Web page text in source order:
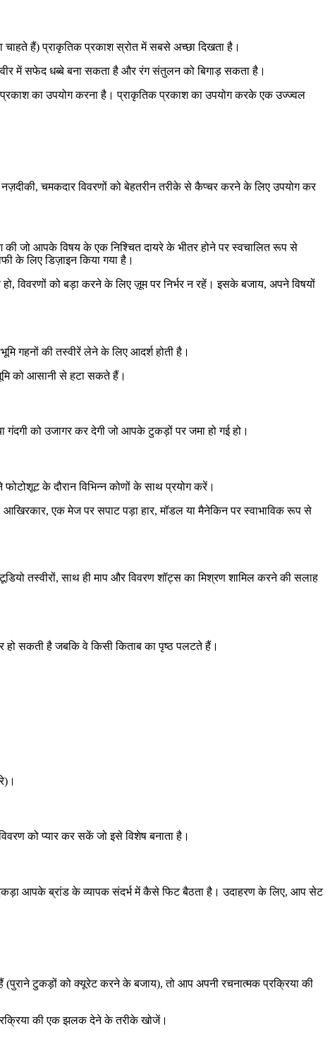
चाहते हैं) प्राकृतिक प्रकाश स्रोत में सबसे अच्छा दिखता है।
में सफेद धब्बे बना सकता है और रंग संतुलन को बिगाड़ सकता है।
का उपयोग करना है। प्राकृतिक प्रकाश का उपयोग करके एक उज्ज्वल
चमकदार विवरणों को बेहतरीन तरीके से कैप्चर करने के लिए उपयोग कर
जो आपके विषय के एक निश्चित दायरे के भीतर होने पर स्वचालित रूप से
के लिए डिज़ाइन किया गया है।
विवरणों को बड़ा करने के लिए ज़ूम पर निर्भर न रहें। इसके बजाय, अपने विषयों
गहनों की तस्वीरें लेने के लिए आदर्श होती है।
को आसानी से हटा सकते हैं।
को उजागर कर देगी जो आपके टुकड़ों पर जमा हो गई हो।
के दौरान विभिन्न कोणों के साथ प्रयोग करें।
एक मेज पर सपाट पड़ा हार, मॉडल या मैनेकिन पर स्वाभाविक रूप से
तस्वीरों, साथ ही माप और विवरण शॉट्स का मिश्रण शामिल करने की सलाह
हो सकती है जबकि वे किसी किताब का पृष्ठ पलटते हैं।
को प्यार कर सकें जो इसे विशेष बनाता है।
आपके ब्रांड के व्यापक संदर्भ में कैसे फिट बैठता है। उदाहरण के लिए, आप सेट
(पुराने टुकड़ों को क्यूरेट करने के बजाय), तो आप अपनी रचनात्मक प्रक्रिया की
की एक झलक देने के तरीके खोजें।